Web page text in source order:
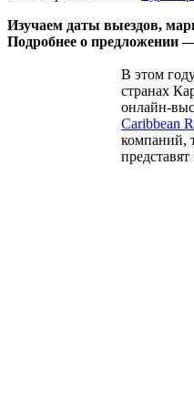
Изучаем даты выездов,
Подробнее о предложении
В этом
странах
онлайн-
Caribbean
компаний,